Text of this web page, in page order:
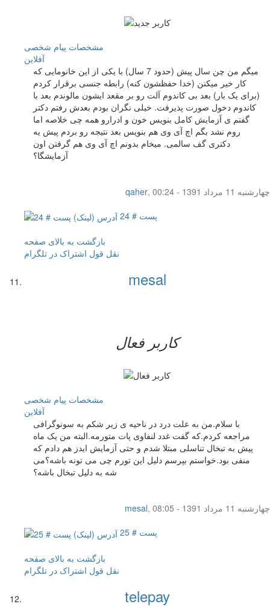
مشخصات پیام شخصی
آفلاين
میگم من چن سال پیش (حدود 7 سال) با یکی از این خانومایی که
کار خیر میکنن (خدا حفظشون کنه) رابطه جنسی برقرار کردم
(برای یک بار) بعد بی کاندوم آلت رو بر مقعد ایشون مالوندم بعد با
کاندوم دخول صورت پذیرفت. خیلی نگران بودم بعدش رفتم دکتر
گفتم ی آزمایش کامل بنویس خون و ادرارو همه چی خلاصه اما
روم نشد بگم اچ آی وی هم بنویس بعد نتیجه رو بردم پیش یه
دکتری گف سالمی. میخام بدونم اچ آی وی هم گرفتن اون
آزمایشگا؟
qaher,
چهار‌شنبه 11 مرداد 1391 - 00:24
پست # 24
بازگشت به بالای صفحه
نقل قول اشتراک در تلگرام
mesal
کاربر فعال
مشخصات پیام شخصی
آفلاين
با سلام.من به علت درد در ناحیه ی زیر شکم به سونوگرافی
مراجعه کردم.که گفت غدد لنفاوی پات متورمه.البته من یک ماه
پیش به تبخال تناسلی مبتلا شدم و حتی آزمایش ایدز هم دادم که
منفی بود.خواستم بپرسم دلیل این تورم چی می تونه باشه؟می
شه به دلیل تبخال باشه؟
mesal,
چهار‌شنبه 11 مرداد 1391 - 08:05
پست # 25
بازگشت به بالای صفحه
نقل قول اشتراک در تلگرام
telepay